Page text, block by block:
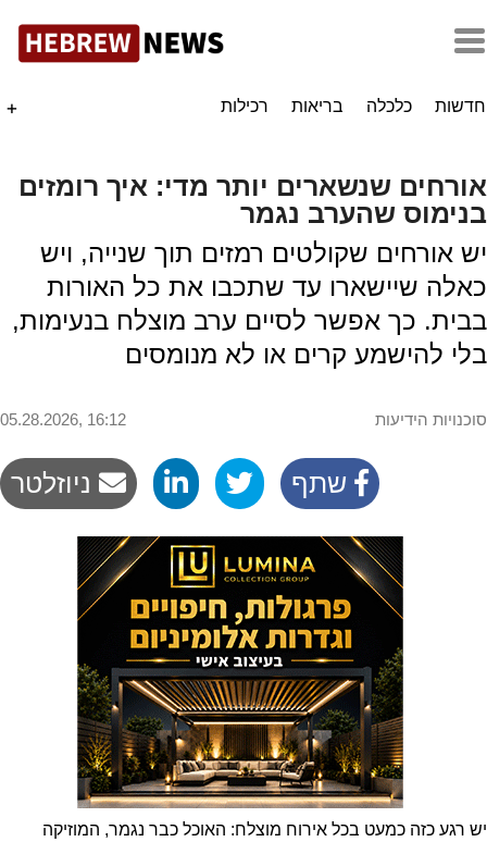
+ חדשות כלכלה בריאות רכילות
אורחים שנשארים יותר מדי: איך רומזים
בנימוס שהערב נגמר
יש אורחים שקולטים רמזים תוך שנייה, ויש
כאלה שיישארו עד שתכבו את כל האורות
בבית. כך אפשר לסיים ערב מוצלח בנעימות,
בלי להישמע קרים או לא מנומסים
05.28.2026, 16:12 סוכנויות הידיעות
יש רגע כזה כמעט בכל אירוח מוצלח: האוכל כבר נגמר, המוזיקה